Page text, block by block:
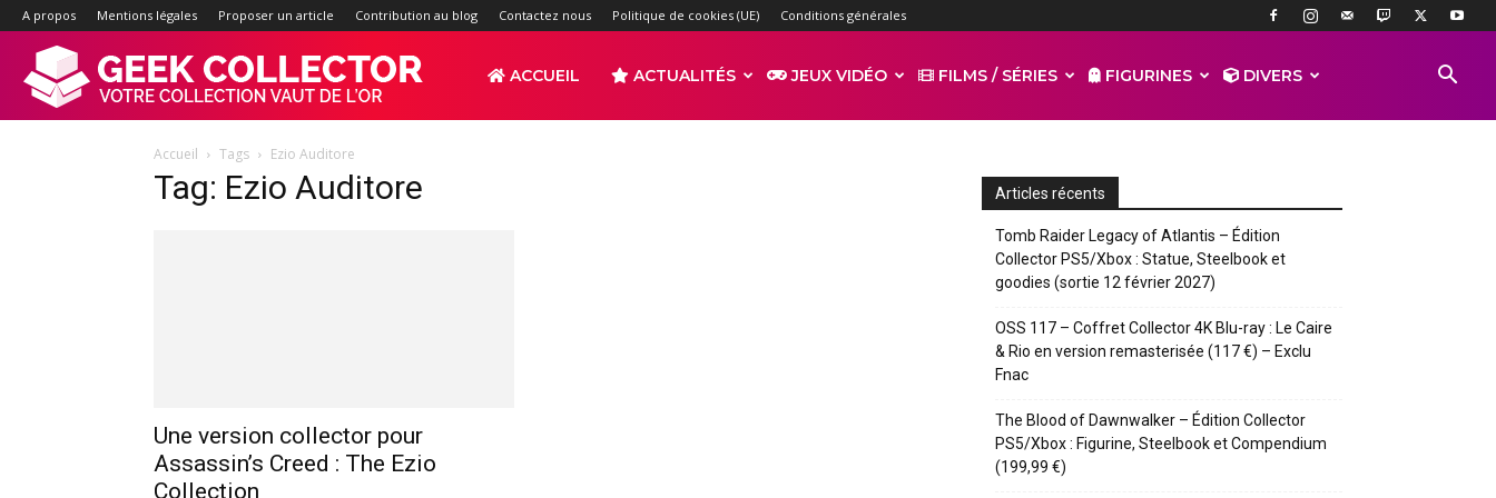
A propos Mentions légales Proposer un article Contribution au blog Contactez nous Politique de cookies (UE) Conditions générales
ACCUEIL ACTUALITÉS JEUX VIDÉO FILMS / SÉRIES FIGURINES DIVERS
Accueil Tags Ezio Auditore
Tag: Ezio Auditore
Une version collector pour
Assassin’s Creed : The Ezio
Collection
Articles récents
Tomb Raider Legacy of Atlantis – Édition
Collector PS5/Xbox : Statue, Steelbook et
goodies (sortie 12 février 2027)
OSS 117 – Coffret Collector 4K Blu-ray : Le Caire
& Rio en version remasterisée (117 €) – Exclu
Fnac
The Blood of Dawnwalker – Édition Collector
PS5/Xbox : Figurine, Steelbook et Compendium
(199,99 €)